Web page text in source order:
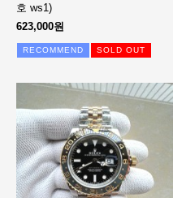
호 ws1)
623,000원
RECOMMEND SOLD OUT